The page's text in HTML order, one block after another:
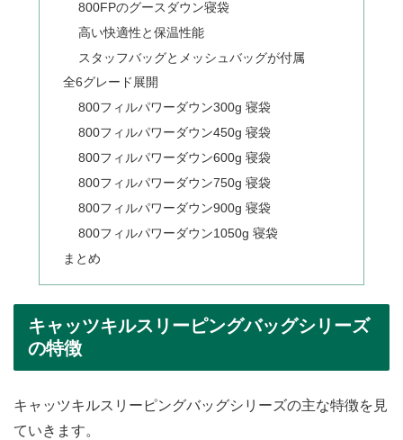
800FPのグースダウン寝袋
高い快適性と保温性能
スタッフバッグとメッシュバッグが付属
全6グレード展開
800フィルパワーダウン300g 寝袋
800フィルパワーダウン450g 寝袋
800フィルパワーダウン600g 寝袋
800フィルパワーダウン750g 寝袋
800フィルパワーダウン900g 寝袋
800フィルパワーダウン1050g 寝袋
まとめ
キャッツキルスリーピングバッグシリーズ
の特徴
キャッツキルスリーピングバッグシリーズの主な特徴を見
ていきます。